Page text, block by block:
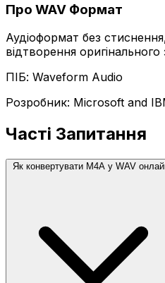
Про WAV Формат
Аудіоформат без
відтворення оригінального
ПІБ: Waveform Audio
Розробник: Microsoft and
Часті Запитання
Як конвертувати M4A у WAV